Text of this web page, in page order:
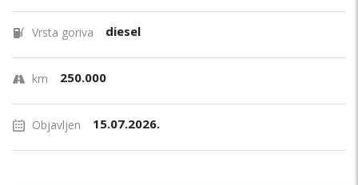
Vrsta goriva diesel
km 250.000
Objavljen 15.07.2026.